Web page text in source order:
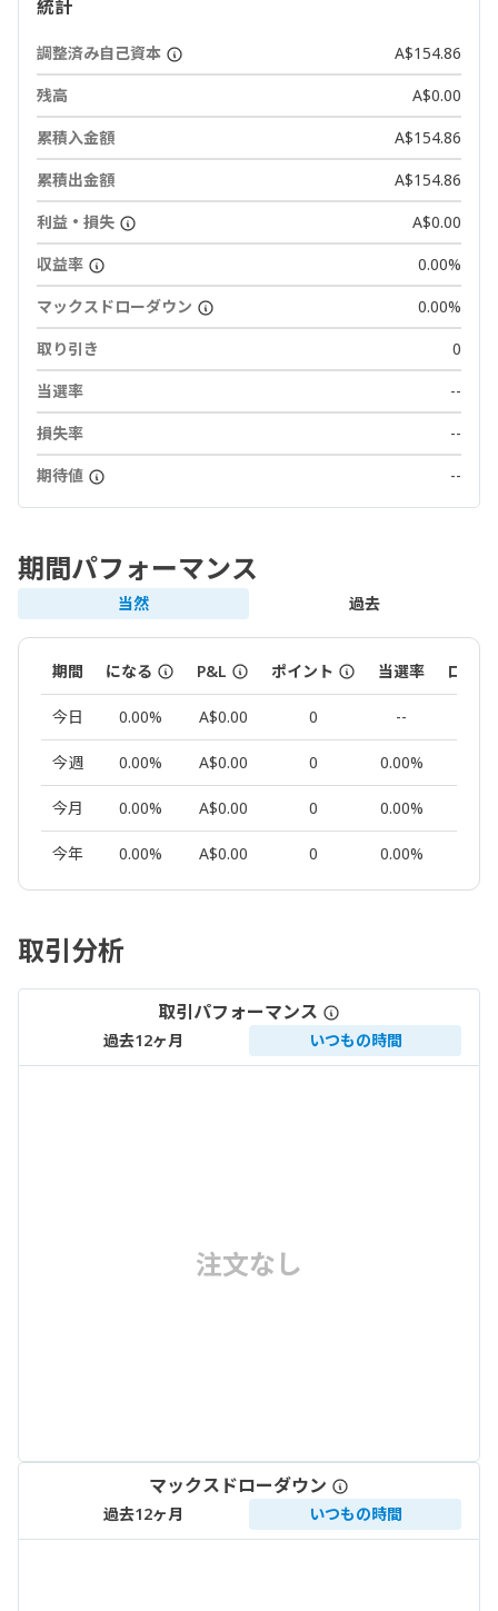
統計
調整済み自己資本
A$154.86
残高
A$0.00
累積入金額
A$154.86
累積出金額
A$154.86
利益・損失
A$0.00
収益率
0.00%
マックスドローダウン
0.00%
取り引き
0
当選率
--
損失率
--
期待値
--
期間パフォーマンス
当然 過去
期間 になる P&L ポイント 当選率 ロット
今日 0.00% A$0.00 0 --
今週 0.00% A$0.00 0 0.00%
今月 0.00% A$0.00 0 0.00%
今年 0.00% A$0.00 0 0.00%
取引分析
取引パフォーマンス
過去12ヶ月 いつもの時間
注文なし
マックスドローダウン
過去12ヶ月 いつもの時間